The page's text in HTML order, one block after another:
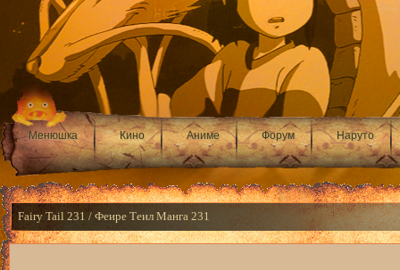
Менюшка Кино Аниме Форум Наруто
Fairy Tail 231 / Феире Теил Манга 231